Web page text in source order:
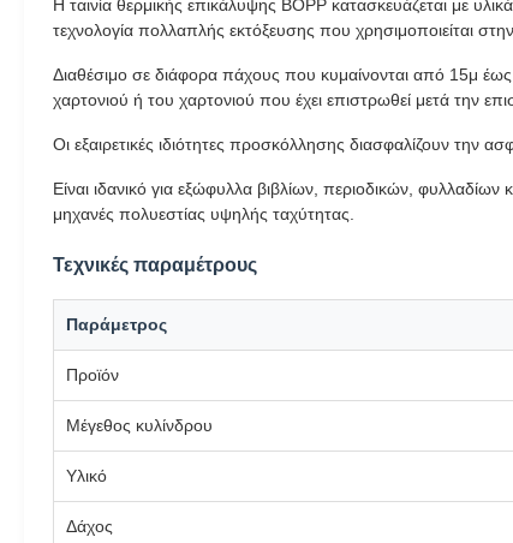
Η ταινία θερμικής επικάλυψης BOPP κατασκευάζεται με
τεχνολογία πολλαπλής εκτόξευσης που χρησιμοποιείται
Διαθέσιμο σε διάφορα πάχους που κυμαίνονται από 15μ
χαρτονιού ή του χαρτονιού που έχει επιστρωθεί μετά την
Οι εξαιρετικές ιδιότητες προσκόλλησης διασφαλίζουν την
Είναι ιδανικό για εξώφυλλα βιβλίων, περιοδικών,
μηχανές πολυεστίας υψηλής ταχύτητας.
Τεχνικές παραμέτρους
Παράμετρος
Προϊόν
Μέγεθος κυλίνδρου
Υλικό
Δάχος